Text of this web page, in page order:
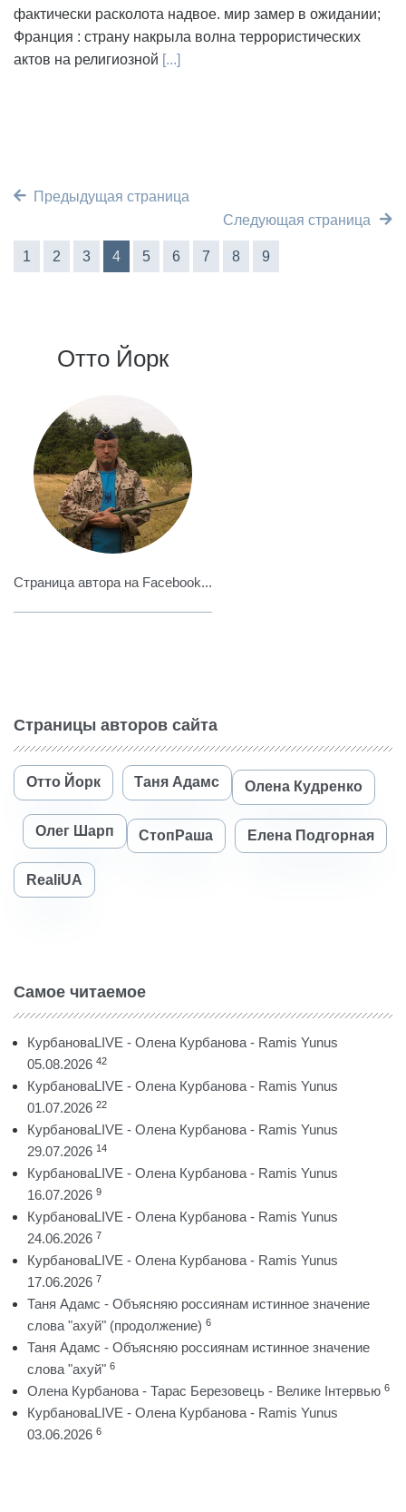
фактически расколота надвое. мир замер в ожидании;
Франция : страну накрыла волна террористических
актов на религиозной [...]
Предыдущая страница
Следующая страница
1 2 3 4 5 6 7 8 9
Отто Йорк
Страница автора на Facebook...
Страницы авторов сайта
Отто Йорк Таня Адамс Олена Кудренко
Олег Шарп СтопРаша Елена Подгорная
RealiUA
Самое читаемое
КурбановаLIVE - Олена Курбанова - Ramis Yunus
05.08.2026 42
КурбановаLIVE - Олена Курбанова - Ramis Yunus
01.07.2026 22
КурбановаLIVE - Олена Курбанова - Ramis Yunus
29.07.2026 14
КурбановаLIVE - Олена Курбанова - Ramis Yunus
16.07.2026 9
КурбановаLIVE - Олена Курбанова - Ramis Yunus
24.06.2026 7
КурбановаLIVE - Олена Курбанова - Ramis Yunus
17.06.2026 7
Таня Адамс - Объясняю россиянам истинное значение
слова "ахуй" (продолжение) 6
Таня Адамс - Объясняю россиянам истинное значение
слова "ахуй" 6
Олена Курбанова - Тарас Березовець - Велике Інтервью 6
КурбановаLIVE - Олена Курбанова - Ramis Yunus
03.06.2026 6